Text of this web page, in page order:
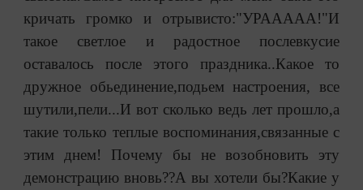
кричать громко и отрывисто:"УРААААА!"И
такое светлое и радостное послевкусие
оставалось после этого праздника..Какое то
дружное обьединение,подьем настроения, все
шутили,пели...И вот сколько ведь лет прошло,а
такие только теплые воспоминания,связанные с
этим днем! Почему бы не возобновить эту
демонстрацию вновь??А вы хотели бы?Какие у